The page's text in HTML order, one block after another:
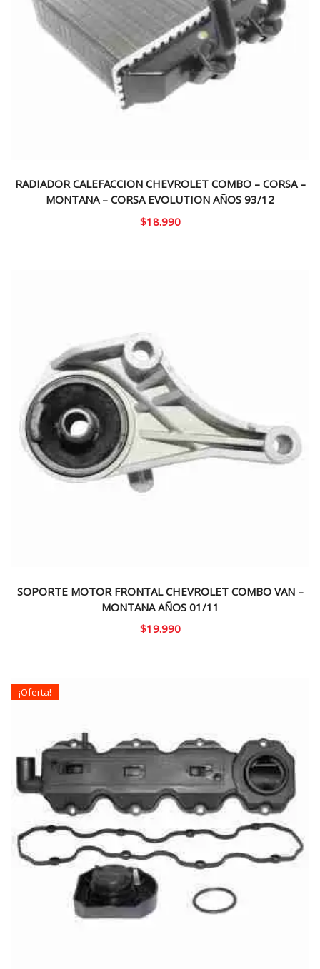
RADIADOR CALEFACCION CHEVROLET COMBO – CORSA –
MONTANA – CORSA EVOLUTION AÑOS 93/12
$18.990
SOPORTE MOTOR FRONTAL CHEVROLET COMBO VAN –
MONTANA AÑOS 01/11
$19.990
¡Oferta!